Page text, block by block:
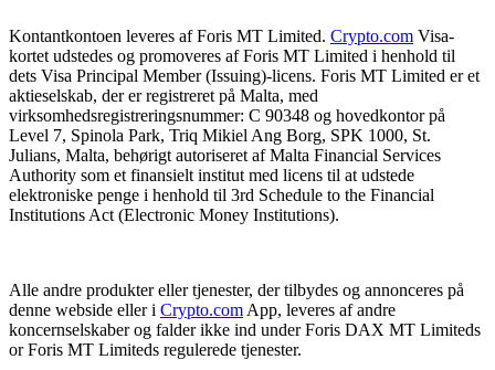
Kontantkontoen leveres af Foris MT Limited. Crypto.com Visa-
kortet udstedes og promoveres af Foris MT Limited i henhold til
dets Visa Principal Member (Issuing)-licens. Foris MT Limited er et
aktieselskab, der er registreret på Malta, med
virksomhedsregistreringsnummer: C 90348 og hovedkontor på
Level 7, Spinola Park, Triq Mikiel Ang Borg, SPK 1000, St.
Julians, Malta, behørigt autoriseret af Malta Financial Services
Authority som et finansielt institut med licens til at udstede
elektroniske penge i henhold til 3rd Schedule to the Financial
Institutions Act (Electronic Money Institutions).
Alle andre produkter eller tjenester, der tilbydes og annonceres på
denne webside eller i Crypto.com App, leveres af andre
koncernselskaber og falder ikke ind under Foris DAX MT Limiteds
or Foris MT Limiteds regulerede tjenester.